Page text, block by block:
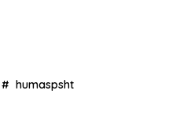
humaspsht